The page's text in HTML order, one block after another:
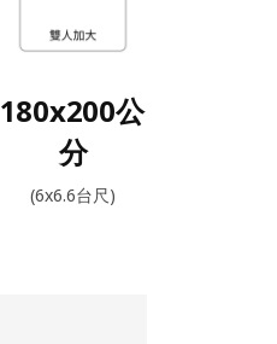
180x200公
分
(6x6.6台尺)